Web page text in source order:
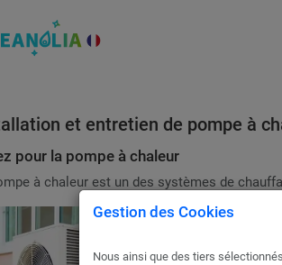
et entretien de pompe à
pour la pompe à chaleur
à chaleur est un des systèmes de
Gestion des Cookies
Nous ainsi que des tiers